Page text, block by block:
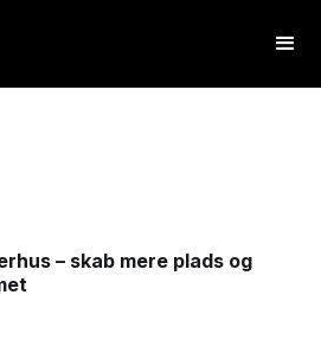
– skab mere plads og